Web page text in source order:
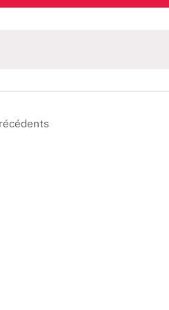
une